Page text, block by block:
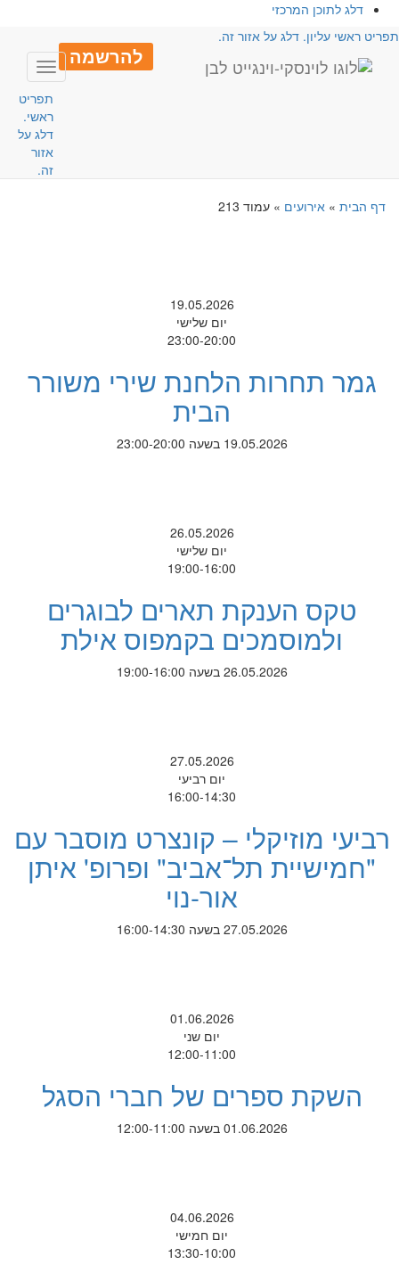
דלג לתוכן המרכזי
ראשי עליון. דלג על אזור זה.
להרשמה
Toggle
תפריט
ראשי.
דלג על
אזור
זה.
דף הבית» אירועים» עמוד 213
19.05.2026
יום שלישי
23:00-20:00
גמר תחרות הלחנת שירי משורר
הבית
19.05.2026 בשעה 23:00-20:00
26.05.2026
יום שלישי
19:00-16:00
טקס הענקת תארים לבוגרים
ולמוסמכים בקמפוס אילת
26.05.2026 בשעה 19:00-16:00
27.05.2026
יום רביעי
16:00-14:30
רביעי מוזיקלי – קונצרט מוסבר עם
"חמישיית תל־אביב" ופרופ' איתן
אור-נוי
27.05.2026 בשעה 16:00-14:30
01.06.2026
יום שני
12:00-11:00
השקת ספרים של חברי הסגל
01.06.2026 בשעה 12:00-11:00
04.06.2026
יום חמישי
13:30-10:00